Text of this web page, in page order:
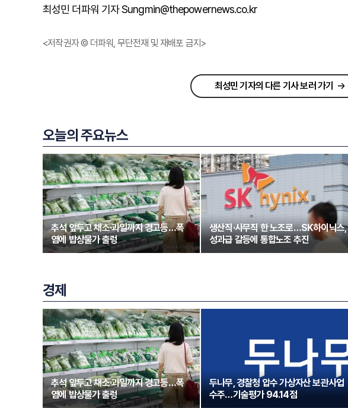
최성민 더파워 기자 Sungmin@thepowernews.co.kr
<저작권자 © 더파워, 무단전재 및 재배포 금지>
최성민 기자의 다른 기사 보러 가기
오늘의 주요뉴스
추석 앞두고 채소·과일까지 경고등…폭
염에 밥상물가 출렁
생산직·사무직 한 노조로…SK하이닉스,
성과급 갈등에 통합노조 추진
경제
추석 앞두고 채소·과일까지 경고등…폭
염에 밥상물가 출렁
두나무, 경찰청 압수 가상자산 보관사업
수주…기술평가 94.14점